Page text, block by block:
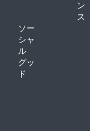
ン
ス
ソー
シャ
ル
グッ
ド